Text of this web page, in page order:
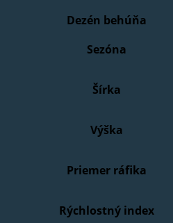
Dezén behúňa
Sezóna
Šírka
Výška
Priemer ráfika
Rýchlostný index